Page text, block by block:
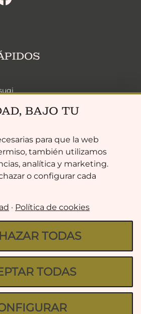
BAJO TU
para que la web
también utilizamos
analítica y marketing.
o configurar cada
· Política de cookies
TODAS
TODAS